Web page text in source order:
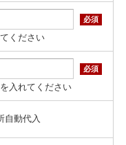
必須
ください
必須
入れてください
自動代入